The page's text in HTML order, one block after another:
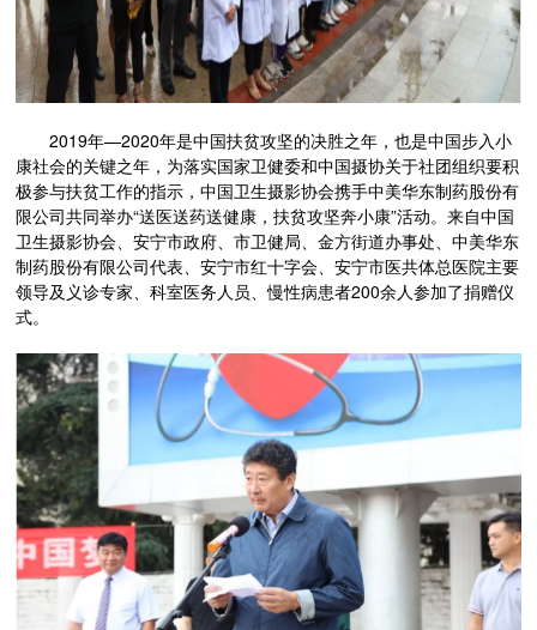
2019年—2020年是中国扶贫攻坚的决胜之年，也是中国步入小
康社会的关键之年，为落实国家卫健委和中国摄协关于社团组织要积
极参与扶贫工作的指示，中国卫生摄影协会携手中美华东制药股份有
限公司共同举办“送医送药送健康，扶贫攻坚奔小康”活动。来自中国
卫生摄影协会、安宁市政府、市卫健局、金方街道办事处、中美华东
制药股份有限公司代表、安宁市红十字会、安宁市医共体总医院主要
领导及义诊专家、科室医务人员、慢性病患者200余人参加了捐赠仪
式。